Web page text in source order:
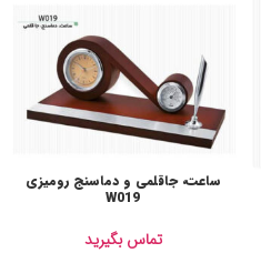
ساعت، جاقلمی و دماسنج رومیزی
W019
تماس بگیرید